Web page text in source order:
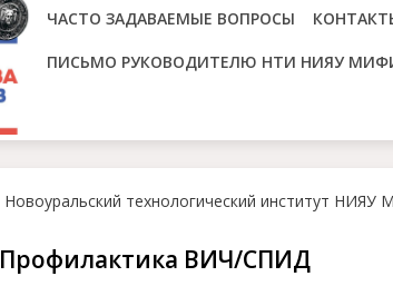
ЧАСТО ЗАДАВАЕМЫЕ ВОПРОСЫ
ПИСЬМО РУКОВОДИТЕЛЮ НТИ НИЯУ
Новоуральский технологический институт
Профилактика ВИЧ/СПИД